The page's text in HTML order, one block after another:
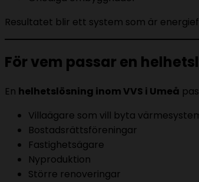
Resultatet blir ett system som är
För vem passar en
En helhetslösning inom VVS i Umeå
Villaägare som vill byta
Bostadsrättsföreningar
Fastighetsägare
Nyproduktion
Större renoveringar